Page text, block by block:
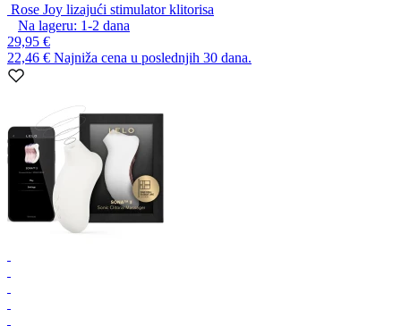
Rose Joy lizajući stimulator klitorisa
Na lageru: 1-2 dana
29,95 €
22,46 € Najniža cena u poslednjih 30 dana.